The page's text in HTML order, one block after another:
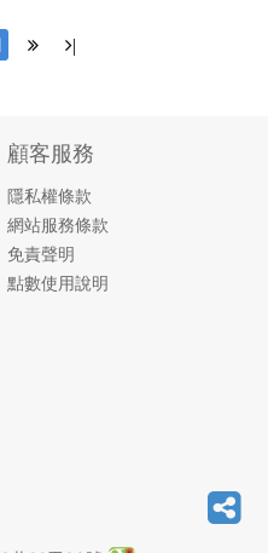
|
顧客服務
隱私權條款
網站服務條款
免責聲明
點數使用說明